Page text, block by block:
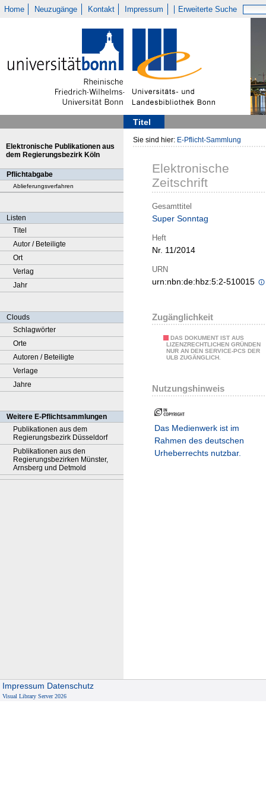
Home Neuzugänge Kontakt Impressum Erweiterte Suche
Titel
Elektronische Publikationen aus
dem Regierungsbezirk Köln
Pflichtabgabe
Ablieferungsverfahren
Listen
Titel
Autor / Beteiligte
Ort
Verlag
Jahr
Clouds
Schlagwörter
Orte
Autoren / Beteiligte
Verlage
Jahre
Weitere E-Pflichtsammlungen
Publikationen aus dem
Regierungsbezirk Düsseldorf
Publikationen aus den
Regierungsbezirken Münster,
Arnsberg und Detmold
Sie sind hier: E-Pflicht-Sammlung
Elektronische
Zeitschrift
Gesamttitel
Super Sonntag
Heft
Nr. 11/2014
URN
urn:nbn:de:hbz:5:2-510015
Zugänglichkeit
DAS DOKUMENT IST AUS
LIZENZRECHTLICHEN GRÜNDEN
NUR AN DEN SERVICE-PCS DER
ULB ZUGÄNGLICH.
Nutzungshinweis
Das Medienwerk ist im
Rahmen des deutschen
Urheberrechts nutzbar.
Impressum Datenschutz
Visual Library Server 2026